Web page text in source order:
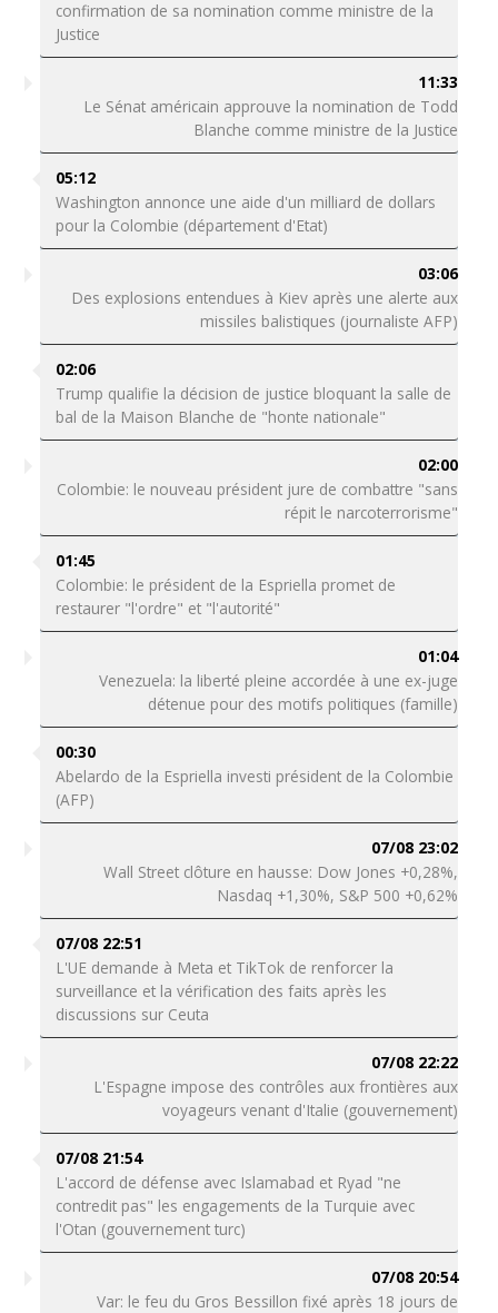
confirmation de sa nomination comme ministre de la
Justice
11:33
Le Sénat américain approuve la nomination de Todd
Blanche comme ministre de la Justice
05:12
Washington annonce une aide d'un milliard de dollars
pour la Colombie (département d'Etat)
03:06
Des explosions entendues à Kiev après une alerte aux
missiles balistiques (journaliste AFP)
02:06
Trump qualifie la décision de justice bloquant la salle de
bal de la Maison Blanche de "honte nationale"
02:00
Colombie: le nouveau président jure de combattre "sans
répit le narcoterrorisme"
01:45
Colombie: le président de la Espriella promet de
restaurer "l'ordre" et "l'autorité"
01:04
Venezuela: la liberté pleine accordée à une ex-juge
détenue pour des motifs politiques (famille)
00:30
Abelardo de la Espriella investi président de la Colombie
(AFP)
07/08 23:02
Wall Street clôture en hausse: Dow Jones +0,28%,
Nasdaq +1,30%, S&P 500 +0,62%
07/08 22:51
L'UE demande à Meta et TikTok de renforcer la
surveillance et la vérification des faits après les
discussions sur Ceuta
07/08 22:22
L'Espagne impose des contrôles aux frontières aux
voyageurs venant d'Italie (gouvernement)
07/08 21:54
L'accord de défense avec Islamabad et Ryad "ne
contredit pas" les engagements de la Turquie avec
l'Otan (gouvernement turc)
07/08 20:54
Var: le feu du Gros Bessillon fixé après 18 jours de